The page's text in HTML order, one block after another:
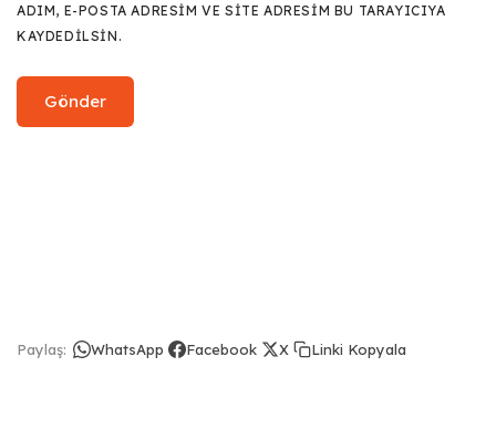
ADIM, E-POSTA ADRESIM VE SITE ADRESIM BU TARAYICIYA
KAYDEDILSIN.
Paylaş: WhatsApp Facebook X Linki Kopyala